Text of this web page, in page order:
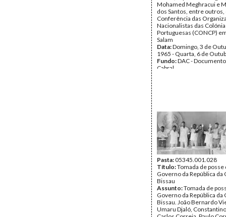
Mohamed Meghracui e
dos Santos, entre outros,
Conferência das
Nacionalistas das
Portuguesas (CONCP)
Salam
Data:Domingo, 3 de
1965 - Quarta, 6 de
Fundo:DAC -
Cabral
Pasta:05345.001.028
Título:Tomada de posse
Governo da República da
Bissau
Assunto:Tomada de
Governo da República da
Bissau. João Bernardo
Umaru Djaló,